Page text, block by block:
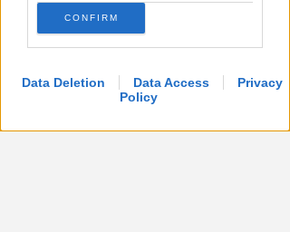
CONFIRM
Data Deletion Data Access
Privacy
Policy